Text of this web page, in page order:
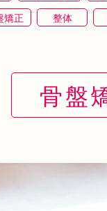
矯正 整体
睡眠不足 鶴
ストレス 背骨
寝違え
骨盤